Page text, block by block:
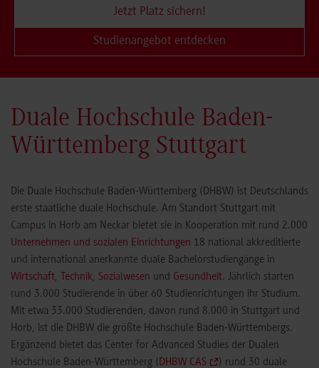
Jetzt Platz sichern!
Studienangebot entdecken
Duale Hochschule Baden-
Württemberg Stuttgart
Die Duale Hochschule Baden-Württemberg (DHBW) ist Deutschlands
erste staatliche duale Hochschule. Am Standort Stuttgart mit
Campus in Horb am Neckar bietet sie in Kooperation mit rund 2.000
Unternehmen und sozialen Einrichtungen 18 national akkreditierte
und international anerkannte duale Bachelorstudiengänge in
Wirtschaft, Technik, Sozialwesen und Gesundheit. Jährlich starten
rund 3.000 Studierende in über 60 Studienrichtungen ihr Studium.
Mit etwa 33.000 Studierenden, davon rund 8.000 in Stuttgart und
Horb, ist die DHBW die größte Hochschule Baden-Württembergs.
Ergänzend bietet das Center for Advanced Studies der Dualen
Hochschule Baden-Württemberg (DHBW CAS
) rund 30 duale